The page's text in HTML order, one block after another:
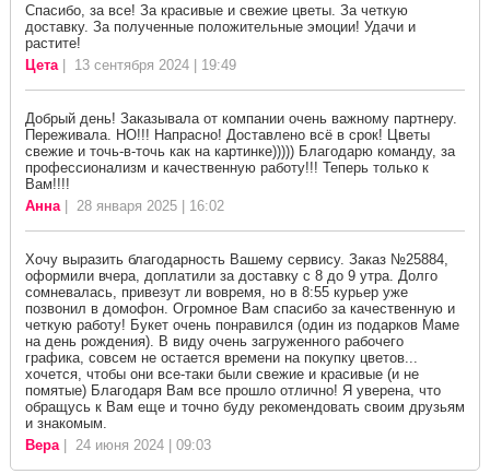
Спасибо, за все! За красивые и свежие цветы. За четкую
доставку. За полученные положительные эмоции! Удачи и
растите!
Цета| 13 сентября 2024 | 19:49
Добрый день! Заказывала от компании очень важному партнеру.
Переживала. НО!!! Напрасно! Доставлено всё в срок! Цветы
свежие и точь-в-точь как на картинке))))) Благодарю команду, за
профессионализм и качественную работу!!! Теперь только к
Вам!!!!
Анна| 28 января 2025 | 16:02
Хочу выразить благодарность Вашему сервису. Заказ №25884,
оформили вчера, доплатили за доставку с 8 до 9 утра. Долго
сомневалась, привезут ли вовремя, но в 8:55 курьер уже
позвонил в домофон. Огромное Вам спасибо за качественную и
четкую работу! Букет очень понравился (один из подарков Маме
на день рождения). В виду очень загруженного рабочего
графика, совсем не остается времени на покупку цветов...
хочется, чтобы они все-таки были свежие и красивые (и не
помятые) Благодаря Вам все прошло отлично! Я уверена, что
обращусь к Вам еще и точно буду рекомендовать своим друзьям
и знакомым.
Вера| 24 июня 2024 | 09:03